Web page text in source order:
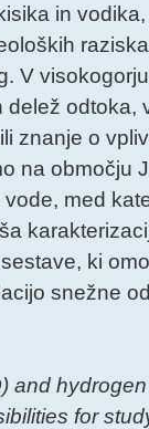
in
V
odtoka,
znanje o
na območju
med
ki
snežne
and
for